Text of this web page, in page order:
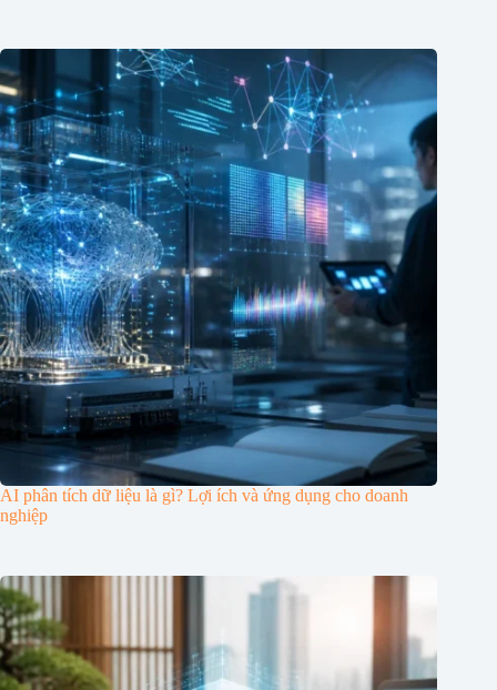
AI phân tích dữ liệu là gì? Lợi ích và ứng dụng cho doanh
nghiệp